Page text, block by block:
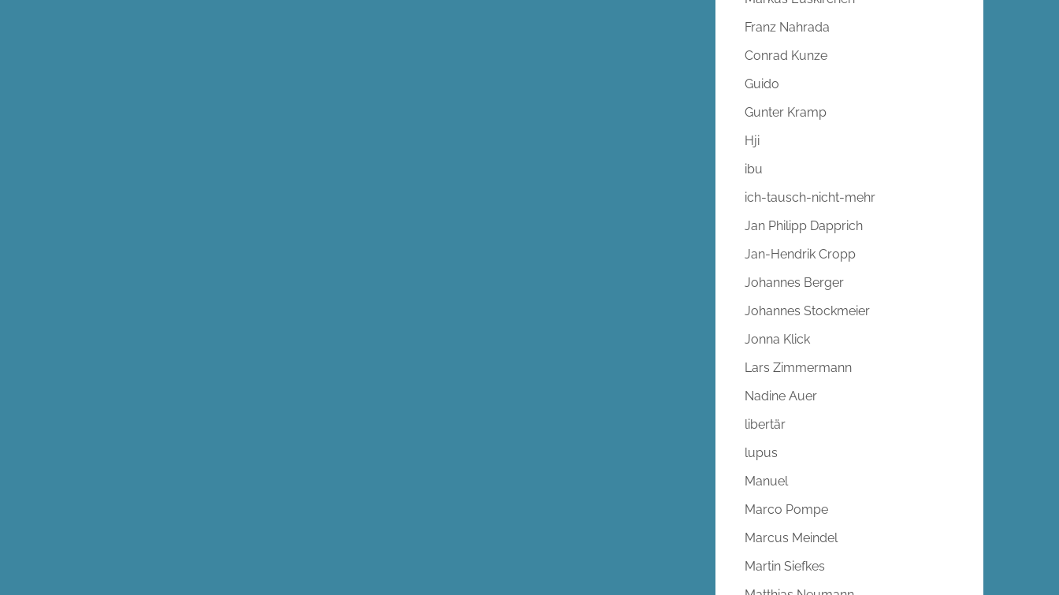
Franz Nahrada
Conrad Kunze
Guido
Gunter Kramp
Hji
ibu
ich-tausch-nicht-mehr
Jan Philipp Dapprich
Jan-Hendrik Cropp
Johannes Berger
Johannes Stockmeier
Jonna Klick
Lars Zimmermann
Nadine Auer
libertär
lupus
Manuel
Marco Pompe
Marcus Meindel
Martin Siefkes